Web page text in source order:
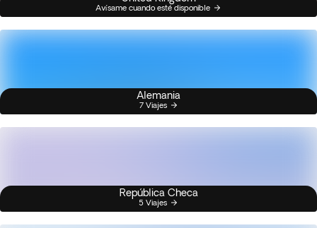
Avísame cuando esté disponible
Alemania
7 Viajes
República Checa
5 Viajes